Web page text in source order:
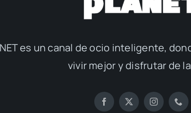
es un canal de ocio inteligente,
vivir mejor y disfrutar de